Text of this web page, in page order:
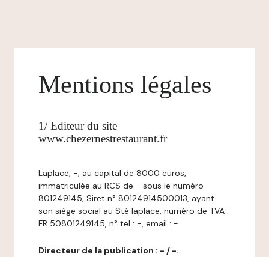
Mentions légales
1/ Editeur du site
www.chezernestrestaurant.fr
Laplace, -, au capital de 8000 euros,
immatriculée au RCS de - sous le numéro
801249145, Siret n° 80124914500013, ayant
son siège social au Sté laplace, numéro de TVA :
FR 50801249145, n° tel : -, email : -
Directeur de la publication : - / -.